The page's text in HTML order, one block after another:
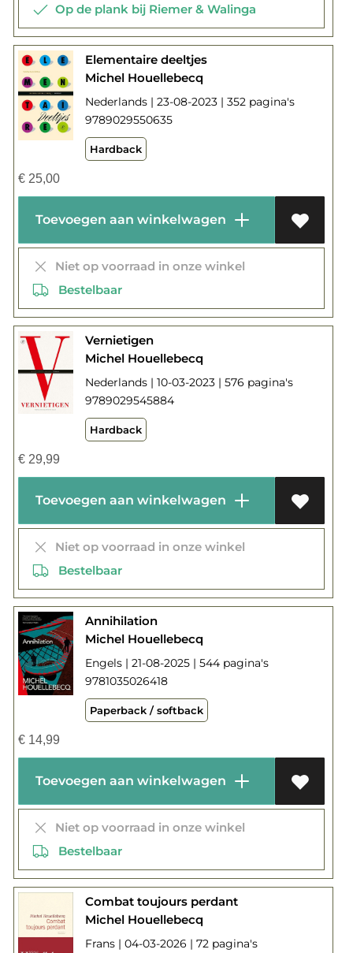
Op de plank bij Riemer & Walinga
Elementaire deeltjes
Michel Houellebecq
Nederlands | 23-08-2023 | 352 pagina's
9789029550635
Hardback
€25,00
Toevoegen aan winkelwagen
Niet op voorraad in onze winkel
Bestelbaar
Vernietigen
Michel Houellebecq
Nederlands | 10-03-2023 | 576 pagina's
9789029545884
Hardback
€29,99
Toevoegen aan winkelwagen
Niet op voorraad in onze winkel
Bestelbaar
Annihilation
Michel Houellebecq
Engels | 21-08-2025 | 544 pagina's
9781035026418
Paperback / softback
€14,99
Toevoegen aan winkelwagen
Niet op voorraad in onze winkel
Bestelbaar
Combat toujours perdant
Michel Houellebecq
Frans | 04-03-2026 | 72 pagina's